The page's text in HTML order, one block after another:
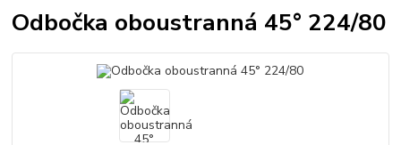
Odbočka oboustranná 45° 224/80